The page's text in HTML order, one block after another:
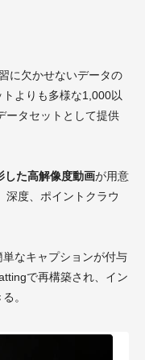
に欠かせないデータの
よりも多様な1,000以
ータセットとして提供
した高解像度動画が用意
深度、ポイントクラウ
なキャプションが付与
で再構築され、イン
。